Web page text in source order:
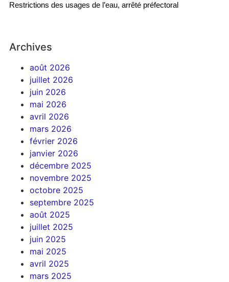
Restrictions des usages de l’eau, arrêté préfectoral
Archives
août 2026
juillet 2026
juin 2026
mai 2026
avril 2026
mars 2026
février 2026
janvier 2026
décembre 2025
novembre 2025
octobre 2025
septembre 2025
août 2025
juillet 2025
juin 2025
mai 2025
avril 2025
mars 2025